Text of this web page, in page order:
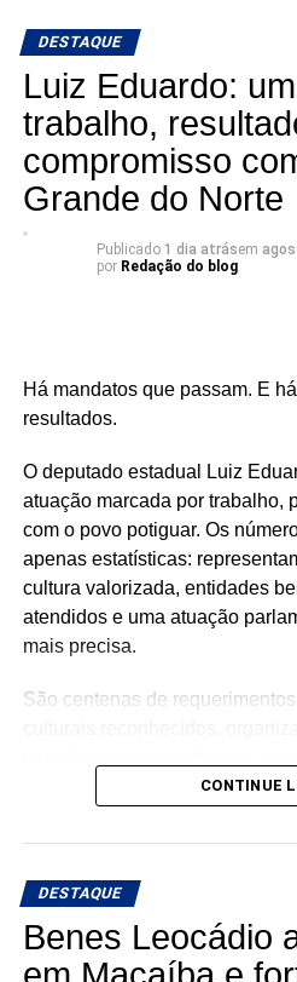
Conexão com Alex Silva: onde
bastidores viram informação.
📅 Estreia: 7 de agosto
📻 104 FM do Assú
🕢 Toda sexta-feira, das 7h30
DESTAQUE
Luiz Eduardo:
trabalho,
compromisso
Grande do Norte
Publicado 1 dia atrásem
por Redação do blog
Há mandatos que passam. E
resultados.
O deputado estadual Luiz
atuação marcada por trabalho,
com o povo potiguar. Os
apenas estatísticas:
cultura valorizada, entidades
atendidos e uma atuação
mais precisa.
São centenas de
emendas parlamentares. Um
ações concretas e resultados
compromisso com o
Norte. Um mandato presente,
CONTINUE
DESTAQUE
Benes Leocádio